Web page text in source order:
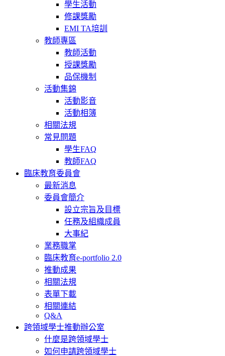
學生活動
修課獎勵
EMI TA培訓
教師專區
教師活動
授課獎勵
品保機制
活動集錦
活動影音
活動相簿
相關法規
常見問題
學生FAQ
教師FAQ
臨床教育委員會
最新消息
委員會簡介
設立宗旨及目標
任務及組織成員
大事紀
業務職掌
臨床教育e-portfolio 2.0
推動成果
相關法規
表單下載
相關連結
Q&A
跨領域學士推動辦公室
什麼是跨領域學士
如何申請跨領域學士